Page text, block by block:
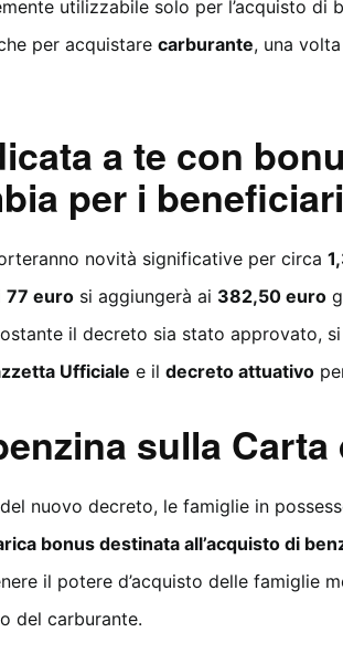
utilizzabile solo per l’acquisto di
per acquistare carburante, una
a te con
per i beneficiari
novità significative per circa
77 euro si aggiungerà ai 382,50 euro
il decreto sia stato approvato,
Ufficiale e il decreto attuativo
sulla Carta
del nuovo decreto, le famiglie in
bonus destinata all’acquisto di
il potere d’acquisto delle famiglie
del carburante.